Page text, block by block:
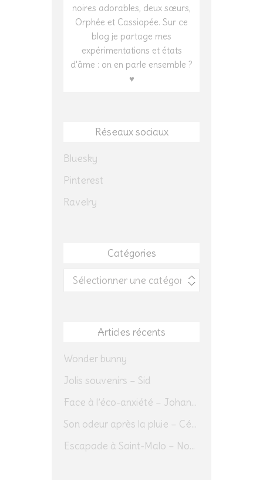
noires adorables, deux sœurs,
Orphée et Cassiopée. Sur ce
blog je partage mes
expérimentations et états
d'âme : on en parle ensemble ?
♥
Réseaux sociaux
Bluesky
Pinterest
Ravelry
Catégories
Catégories
Articles récents
Wonder bunny
Jolis souvenirs – Sid
Face à l’éco-anxiété – Johannes Herrmann
Son odeur après la pluie – Cédric Sapin-Defour
Escapade à Saint-Malo – Novembre 2025 – Jour 1